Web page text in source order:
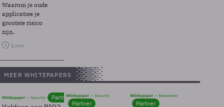
Waarom je oude
applicaties je
grootste risico
zijn.
1 min
MEER WHITEPAPERS
Whitepaper Security PartnerWhitepaper Security
Partner
Whitepaper Netwerken
Partner